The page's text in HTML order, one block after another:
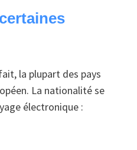
la plupart des pays
La nationalité se
électronique :